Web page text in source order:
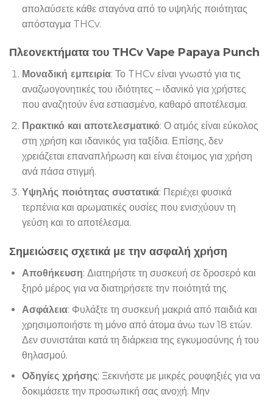
απολαύσετε κάθε σταγόνα από το υψηλής ποιότητας
απόσταγμα THCv.
Πλεονεκτήματα του THCv Vape Papaya Punch
Μοναδική εμπειρία: Το THCv είναι γνωστό για τις
αναζωογονητικές του ιδιότητες – ιδανικό για χρήστες
που αναζητούν ένα εστιασμένο, καθαρό αποτέλεσμα.
Πρακτικό και αποτελεσματικό: Ο ατμός είναι εύκολος
στη χρήση και ιδανικός για ταξίδια. Επίσης, δεν
χρειάζεται επαναπλήρωση και είναι έτοιμος για χρήση
ανά πάσα στιγμή.
Υψηλής ποιότητας συστατικά: Περιέχει φυσικά
τερπένια και αρωματικές ουσίες που ενισχύουν τη
γεύση και το αποτέλεσμα.
Σημειώσεις σχετικά με την ασφαλή χρήση
Αποθήκευση: Διατηρήστε τη συσκευή σε δροσερό και
ξηρό μέρος για να διατηρήσετε την ποιότητά της.
Ασφάλεια: Φυλάξτε τη συσκευή μακριά από παιδιά και
χρησιμοποιήστε τη μόνο από άτομα άνω των 18 ετών.
Δεν συνιστάται κατά τη διάρκεια της εγκυμοσύνης ή του
θηλασμού.
Οδηγίες χρήσης: Ξεκινήστε με μικρές ρουφηξιές για να
δοκιμάσετε την προσωπική σας ανοχή. Μην